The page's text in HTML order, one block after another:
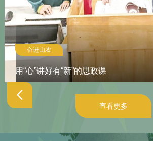
查看更多
奋进山农
用“心”讲好有“新”的思政课